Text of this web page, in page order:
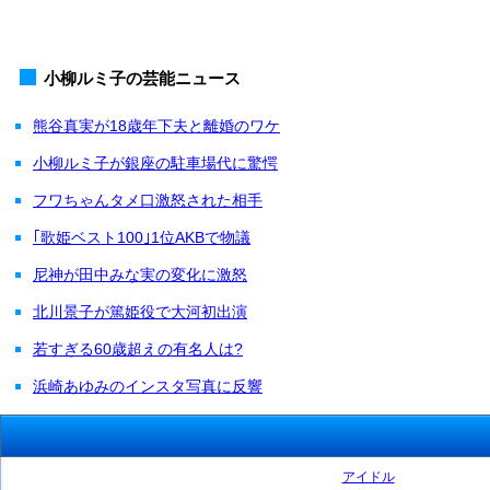
小柳ルミ子の芸能ニュース
熊谷真実が18歳年下夫と離婚のワケ
小柳ルミ子が銀座の駐車場代に驚愕
フワちゃんタメ口激怒された相手
｢歌姫ベスト100｣1位AKBで物議
尼神が田中みな実の変化に激怒
北川景子が篤姫役で大河初出演
若すぎる60歳超えの有名人は?
浜崎あゆみのインスタ写真に反響
アイドル